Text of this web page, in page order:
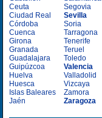
Ceuta
Ciudad Real
Córdoba
Cuenca
Girona
Granada
Guadalajara
Guipúzcoa
Huelva
Huesca
Islas Baleares
Jaén
Segovia
Sevilla
Soria
Tarragona
Tenerife
Teruel
Toledo
Valencia
Valladolid
Vizcaya
Zamora
Zaragoza